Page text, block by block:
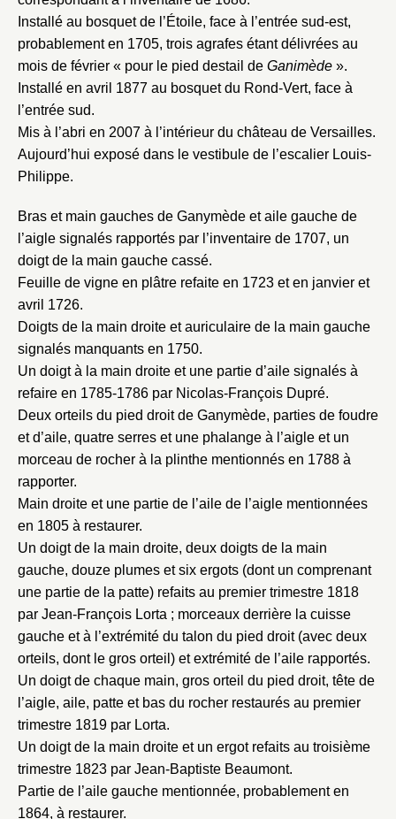
Installé au bosquet de l’Étoile, face à l’entrée sud-est,
probablement en 1705, trois agrafes étant délivrées au
mois de février « pour le pied destail de Ganimède ».
Installé en avril 1877 au bosquet du Rond-Vert, face à
l’entrée sud.
Mis à l’abri en 2007 à l’intérieur du château de Versailles.
Aujourd’hui exposé dans le vestibule de l’escalier Louis-
Philippe.
Bras et main gauches de Ganymède et aile gauche de
l’aigle signalés rapportés par l’inventaire de 1707, un
doigt de la main gauche cassé.
Feuille de vigne en plâtre refaite en 1723 et en janvier et
avril 1726.
Doigts de la main droite et auriculaire de la main gauche
signalés manquants en 1750.
Un doigt à la main droite et une partie d’aile signalés à
refaire en 1785-1786 par Nicolas-François Dupré.
Deux orteils du pied droit de Ganymède, parties de foudre
et d’aile, quatre serres et une phalange à l’aigle et un
morceau de rocher à la plinthe mentionnés en 1788 à
rapporter.
Main droite et une partie de l’aile de l’aigle mentionnées
en 1805 à restaurer.
Un doigt de la main droite, deux doigts de la main
gauche, douze plumes et six ergots (dont un comprenant
une partie de la patte) refaits au premier trimestre 1818
par Jean-François Lorta ; morceaux derrière la cuisse
gauche et à l’extrémité du talon du pied droit (avec deux
orteils, dont le gros orteil) et extrémité de l’aile rapportés.
Un doigt de chaque main, gros orteil du pied droit, tête de
l’aigle, aile, patte et bas du rocher restaurés au premier
trimestre 1819 par Lorta.
Un doigt de la main droite et un ergot refaits au troisième
trimestre 1823 par Jean-Baptiste Beaumont.
Partie de l’aile gauche mentionnée, probablement en
1864, à restaurer.
Fermer
Choix du dossier où ajouter la
notice